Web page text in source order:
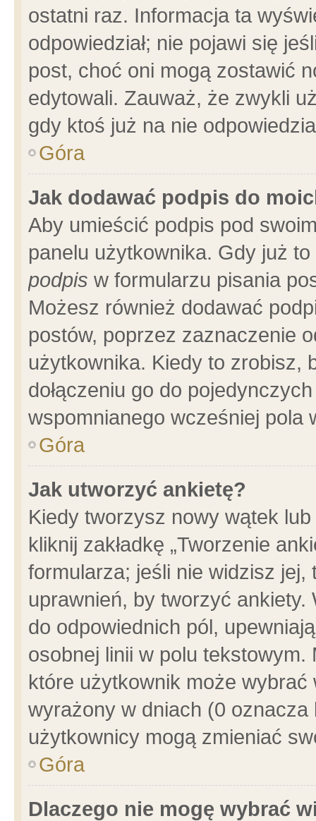
ostatni raz. Informacja ta
odpowiedział; nie pojawi się
post, choć oni mogą zostawić
edytowali. Zauważ, że zwykli
gdy ktoś już na nie
Góra
Jak dodawać podpis do
Aby umieścić podpis pod
panelu użytkownika. Gdy już
podpis w formularzu pisania
Możesz również dodawać
postów, poprzez zaznaczenie
użytkownika. Kiedy to zrobisz,
dołączeniu go do
wspomnianego wcześniej pola
Góra
Jak utworzyć ankietę?
Kiedy tworzysz nowy wątek
kliknij zakładkę „Tworzenie
formularza; jeśli nie widzisz
uprawnień, by tworzyć ankiety.
do odpowiednich pól,
osobnej linii w polu
które użytkownik może
wyrażony w dniach (0
użytkownicy mogą zmieniać
Góra
Dlaczego nie mogę wybrać